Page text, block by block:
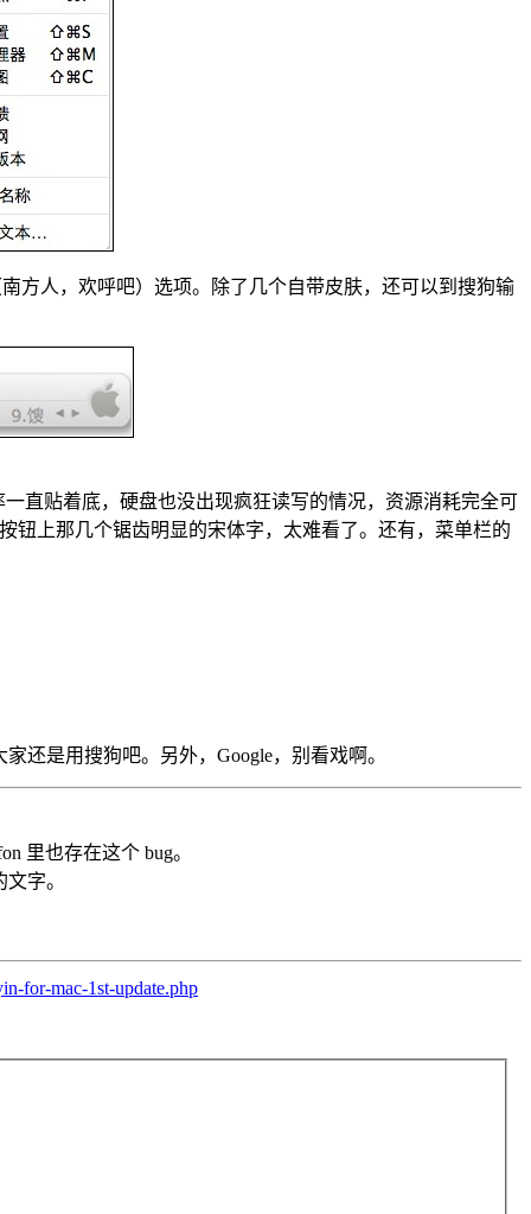
方人，欢呼吧）选项。除了几个自带皮肤，还可以到搜狗输
直贴着底，硬盘也没出现疯狂读写的情况，资源消耗完全可
钮上那几个锯齿明显的宋体字，太难看了。还有，菜单栏的
还是用搜狗吧。另外，Google，别看戏啊。
里也存在这个 bug。
字。
for-mac-1st-update.php